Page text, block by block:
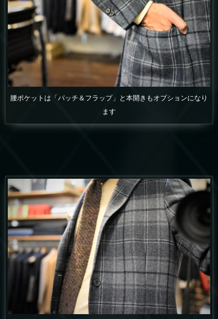
腰ポケットは「パッチ＆フラップ」と本開きもオプションになり
ます